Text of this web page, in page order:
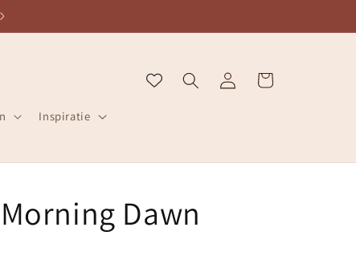
Inspiratie
InloggenWinkelwagen
Dawn